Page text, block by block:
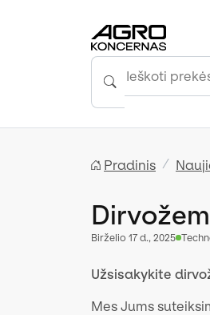
Pradinis
birželio 17 d., 2025
Užsisakykite
Mes Jums